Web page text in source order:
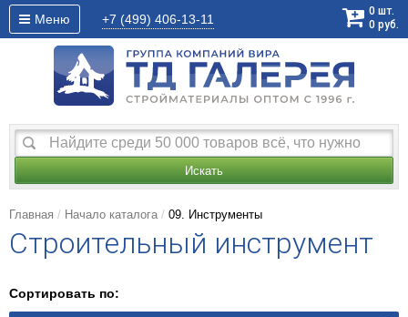
Меню +7 (499) 406-13-11
0 шт.
0 руб.
Искать
Главная Начало каталога 09. Инструменты
Строительный инструмент
Сортировать по: